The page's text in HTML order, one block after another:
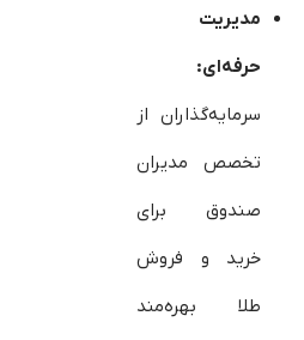
مدیریت
حرفه‌ای:
سرمایه‌گذاران از
تخصص مدیران
صندوق برای
خرید و فروش
طلا بهره‌مند